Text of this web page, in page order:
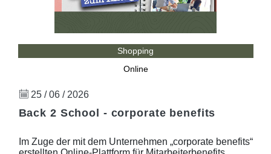
Shopping
Online
25 / 06 / 2026
Back 2 School - corporate benefits
Im Zuge der mit dem Unternehmen „corporate benefits“